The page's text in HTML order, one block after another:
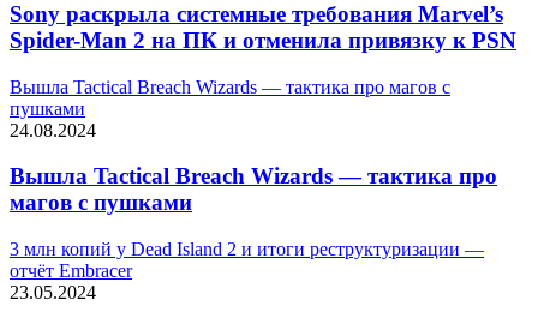
Sony раскрыла системные требования Marvel’s
Spider-Man 2 на ПК и отменила привязку к PSN
Вышла Tactical Breach Wizards — тактика про магов с
пушками
24.08.2024
Вышла Tactical Breach Wizards — тактика про
магов с пушками
3 млн копий у Dead Island 2 и итоги реструктуризации —
отчёт Embracer
23.05.2024